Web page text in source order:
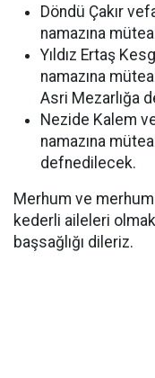
Döndü Çakır
namazına
Yıldız Ertaş
namazına
Asri Mezarlığa
Nezide Kalem
namazına
defnedilecek.
Merhum ve
kederli aileleri
başsağlığı dileriz.